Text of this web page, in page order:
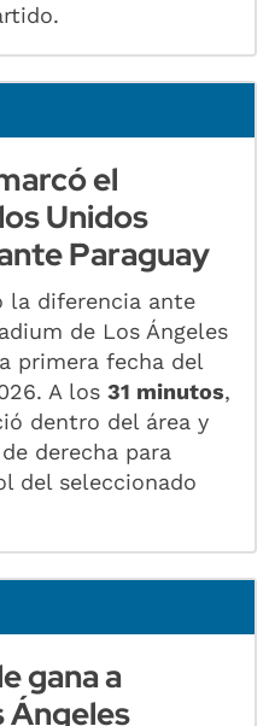
el
Unidos
Paraguay
la diferencia ante
de Los Ángeles
primera fecha del
A los31 minutos,
dentro del área y
derecha para
del seleccionado
gana a
Ángeles